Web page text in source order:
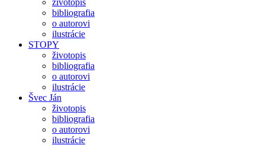
životopis
bibliografia
o autorovi
ilustrácie
STOPY
životopis
bibliografia
o autorovi
ilustrácie
Švec Ján
životopis
bibliografia
o autorovi
ilustrácie